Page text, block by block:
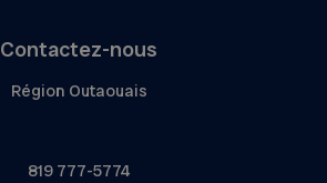
Contactez-nous
Région Outaouais
819 777-5774